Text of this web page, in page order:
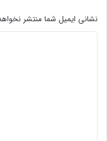
نشانی ایمیل شما منتشر